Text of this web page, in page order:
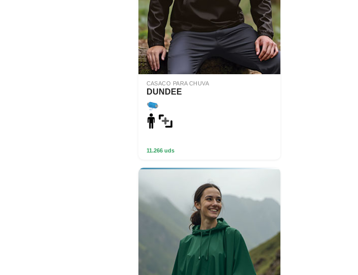
CASACO PARA CHUVA
DUNDEE
11.266 uds